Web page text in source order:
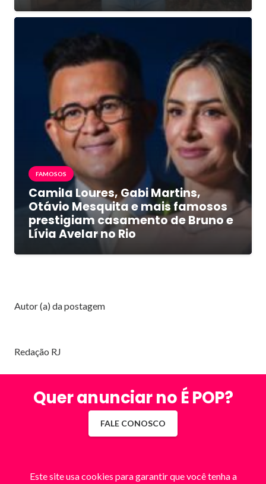
FAMOSOS
Camila Loures, Gabi Martins,
Otávio Mesquita e mais famosos
prestigiam casamento de Bruno e
Lívia Avelar no Rio
Autor (a) da postagem
Redação RJ
Quer anunciar no É POP?
FALE CONOSCO
Este site usa cookies para garantir que você tenha a